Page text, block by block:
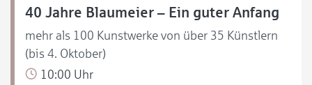
40 Jahre Blaumeier – Ein guter Anfang
mehr als 100 Kunstwerke von über 35 Künstlern
(bis 4. Oktober)
10:00 Uhr